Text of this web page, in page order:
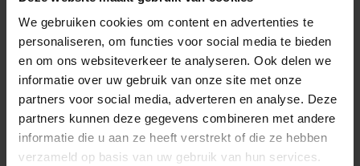
We gebruiken cookies om content en advertenties te
personaliseren, om functies voor social media te bieden
en om ons websiteverkeer te analyseren. Ook delen we
informatie over uw gebruik van onze site met onze
partners voor social media, adverteren en analyse. Deze
partners kunnen deze gegevens combineren met andere
informatie die u aan ze heeft verstrekt of die ze hebben
verzameld op basis van uw gebruik van hun services.
Elegance Winter
€219,00 Bekijk product